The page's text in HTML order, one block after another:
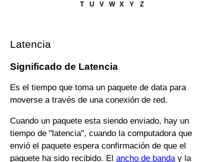
T
U V W X Y Z
Latencia
Significado de Latencia
Es el tiempo que toma un paquete de data para
moverse a través de una conexión de red.
Cuando un paquete esta siendo enviado, hay un
tiempo de "latencia", cuando la computadora que
envió el paquete espera confirmación de que el
paquete ha sido recibido. Elancho de banday la